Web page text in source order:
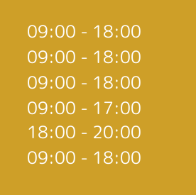
09:00 - 18:00
09:00 - 18:00
09:00 - 18:00
09:00 tot
- 17:00
18:00 tot
- 20:00
09:00 - 18:00